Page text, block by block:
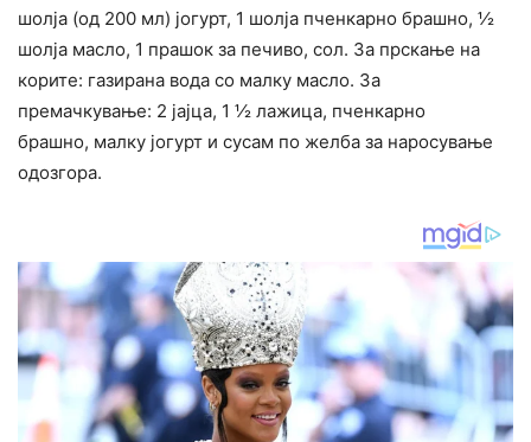
шолја (од 200 мл) јогурт, 1 шолја пченкарно брашно, ½
шолја масло, 1 прашок за печиво, сол. За прскање на
корите: газирана вода со малку масло. За
премачкување: 2 јајца, 1 ½ лажица, пченкарно
брашно, малку јогурт и сусам по желба за наросување
одозгора.